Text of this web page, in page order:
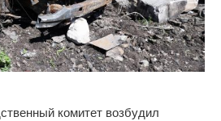
комитет возбудил